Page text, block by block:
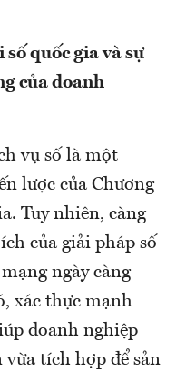
số quốc gia và sự
của doanh
vụ số là một
lược của Chương
Tuy nhiên, càng
của giải pháp số
ngày càng
xác thực mạnh
doanh nghiệp
vừa tích hợp để sản